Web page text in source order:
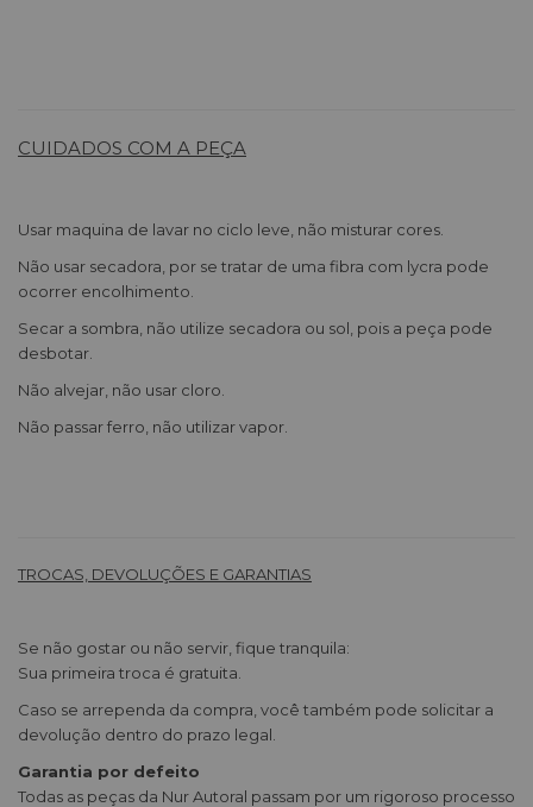
CUIDADOS COM A PEÇA
Usar maquina de lavar no ciclo leve, não misturar cores.
Não usar secadora, por se tratar de uma fibra com lycra pode
ocorrer encolhimento.
Secar a sombra, não utilize secadora ou sol, pois a peça pode
desbotar.
Não alvejar, não usar cloro.
Não passar ferro, não utilizar vapor.
TROCAS, DEVOLUÇÕES E GARANTIAS
Se não gostar ou não servir, fique tranquila:
Sua primeira troca é gratuita.
Caso se arrependa da compra, você também pode solicitar a
devolução dentro do prazo legal.
Garantia por defeito
Todas as peças da Nur Autoral passam por um rigoroso processo